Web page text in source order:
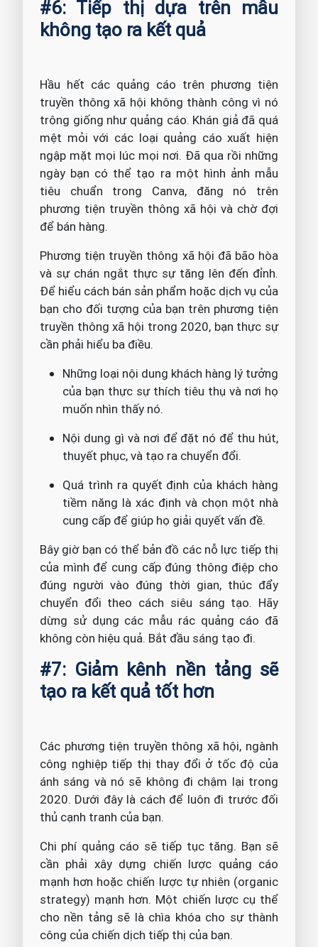
#6: Tiếp thị dựa trên mẫu
không tạo ra kết quả
Hầu hết các quảng cáo trên phương tiện
truyền thông xã hội không thành công vì nó
trông giống như quảng cáo. Khán giả đã quá
mệt mỏi với các loại quảng cáo xuất hiện
ngập mặt mọi lúc mọi nơi. Đã qua rồi những
ngày bạn có thể tạo ra một hình ảnh mẫu
tiêu chuẩn trong Canva, đăng nó trên
phương tiện truyền thông xã hội và chờ đợi
để bán hàng.
Phương tiện truyền thông xã hội đã bão hòa
và sự chán ngắt thực sự tăng lên đến đỉnh.
Để hiểu cách bán sản phẩm hoặc dịch vụ của
bạn cho đối tượng của bạn trên phương tiện
truyền thông xã hội trong 2020, bạn thực sự
cần phải hiểu ba điều.
Những loại nội dung khách hàng lý tưởng
của bạn thực sự thích tiêu thụ và nơi họ
muốn nhìn thấy nó.
Nội dung gì và nơi để đặt nó để thu hút,
thuyết phục, và tạo ra chuyển đổi.
Quá trình ra quyết định của khách hàng
tiềm năng là xác định và chọn một nhà
cung cấp để giúp họ giải quyết vấn đề.
Bây giờ bạn có thể bản đồ các nỗ lực tiếp thị
của mình để cung cấp đúng thông điệp cho
đúng người vào đúng thời gian, thúc đẩy
chuyển đổi theo cách siêu sáng tạo. Hãy
dừng sử dụng các mẫu rác quảng cáo đã
không còn hiệu quả. Bắt đầu sáng tạo đi.
#7: Giảm kênh nền tảng sẽ
tạo ra kết quả tốt hơn
Các phương tiện truyền thông xã hội, ngành
công nghiệp tiếp thị thay đổi ở tốc độ của
ánh sáng và nó sẽ không đi chậm lại trong
2020. Dưới đây là cách để luôn đi trước đối
thủ cạnh tranh của bạn.
Chi phí quảng cáo sẽ tiếp tục tăng. Bạn sẽ
cần phải xây dựng chiến lược quảng cáo
mạnh hơn hoặc chiến lược tự nhiên (organic
strategy) mạnh hơn. Một chiến lược cụ thể
cho nền tảng sẽ là chìa khóa cho sự thành
công của chiến dịch tiếp thị của bạn.